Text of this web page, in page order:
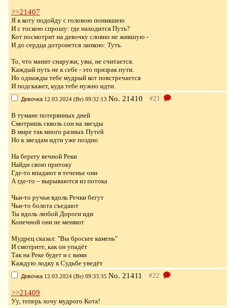
>>21407
Я к коту подойду с головою поникшею
И с тоскою спрошу: где находится Путь?
Кот посмотрит на девочку словно не жившую -
И до сердца дотронется лапкою: Туть.
То, что манит снаружи, увы, не считается.
Каждый путь не к себе - это призрак пути.
Но однажды тебе мудрый кот повстречается
И подскажет, куда тебе нужно идти.
Девочка 12.03.2024 (Вт) 09:32:13 No. 21410
В тумане потерянных дней
Смотришь сквозь сон на звезды
В мире так много разных Путей
Но к звездам идти уже поздно
На берегу вечной Реки
Найди свою притоку
Где-то впадают в теченье они
А где-то – вырываются из потока
Чьи-то ручьи вдоль Речки бегут
Чьи-то болота съедают
Ты вдоль любой Дороги иди
Конечной они не меняют
Мудрец сказал: "Вы бросьте камень"
И смотрите, как он упадёт
Так на Реке будет и с вами
Каждую лодку к Судьбе уведёт
Девочка 12.03.2024 (Вт) 09:33:35 No. 21411
>>21409
Уу, теперь хочу мудрого Кота!